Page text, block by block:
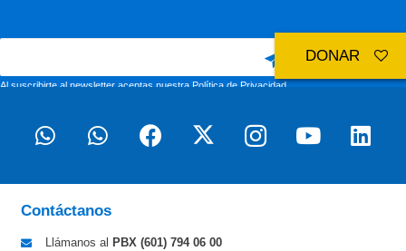
Al suscribirte al newsletter aceptas nuestraPolítica de Privacidad
Contáctanos
Llámanos al PBX (601) 794 06 00
DONAR